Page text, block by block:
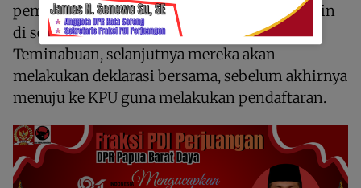
peminangan calon wakil H. Ahmad Samsuddin
di seputaran Komplek Pasar Ampera
Teminabuan, selanjutnya mereka akan
melakukan deklarasi bersama, sebelum akhirnya
menuju ke KPU guna melakukan pendaftaran.